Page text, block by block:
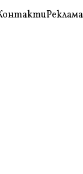
Реклама